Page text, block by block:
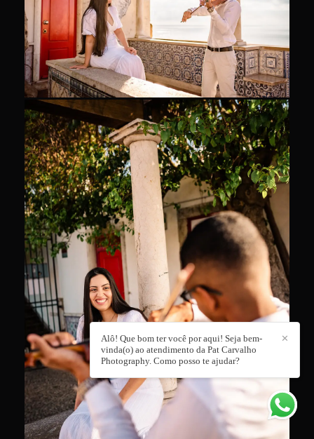
✕
Alô! Que bom ter você por aqui! Seja bem-
vinda(o) ao atendimento da Pat Carvalho
Photography. Como posso te ajudar?